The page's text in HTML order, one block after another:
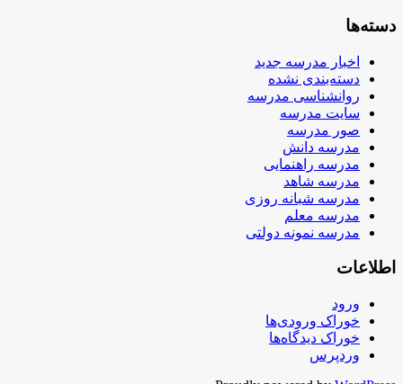
دسته‌ها
اخبار مدرسه جدید
دسته‌بندی نشده
روانشناسی مدرسه
سایت مدرسه
صور مدرسه
مدرسه دانش
مدرسه راهنمایی
مدرسه شاهد
مدرسه شبانه روزی
مدرسه معلم
مدرسه نمونه دولتی
اطلاعات
ورود
خوراک ورودی‌ها
خوراک دیدگاه‌ها
وردپرس